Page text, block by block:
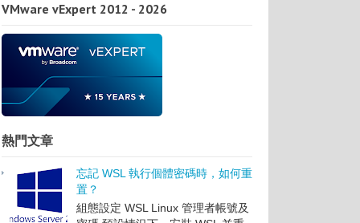
VMware vExpert 2012 - 2026
熱門文章
忘記 WSL 執行個體密碼時，如何重
置？
組態設定 WSL Linux 管理者帳號及